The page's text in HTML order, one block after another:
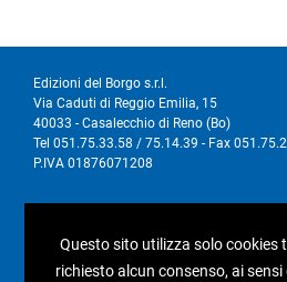
Edizioni del Borgo s.r.l.
Via Caduti di Reggio Emilia, 15
40033 - Casalecchio di Reno (Bo)
Tel 051.75.33.58 / 75.14.39 - Fax
P.IVA 01876071208
Questo sito utilizza solo cookies
richiesto alcun consenso, ai